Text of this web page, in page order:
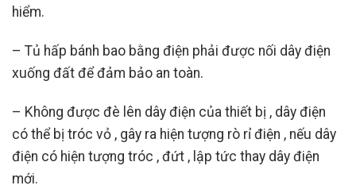
hiểm.
– Tủ hấp bánh bao bằng điện phải được nối dây điện
xuống đất để đảm bảo an toàn.
– Không được đè lên dây điện của thiết bị , dây điện
có thể bị tróc vỏ , gây ra hiện tượng rò rỉ điện , nếu dây
điện có hiện tượng tróc , đứt , lập tức thay dây điện
mới.